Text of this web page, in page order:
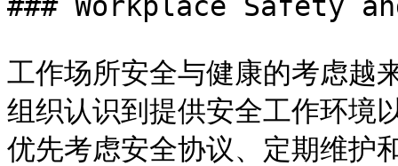
工作场所安全与健康的考虑越
组织认识到提供安全工作环境
优先考虑安全协议、定期维护